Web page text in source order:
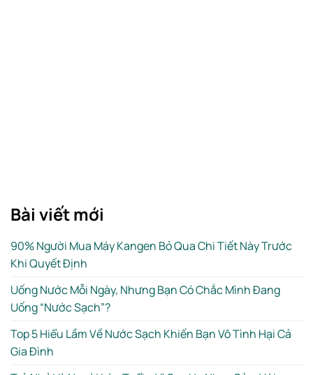
Bài viết mới
90% Người Mua Máy Kangen Bỏ Qua Chi Tiết Này Trước
Khi Quyết Định
Uống Nước Mỗi Ngày, Nhưng Bạn Có Chắc Mình Đang
Uống “Nước Sạch”?
Top 5 Hiểu Lầm Về Nước Sạch Khiến Bạn Vô Tình Hại Cả
Gia Đình